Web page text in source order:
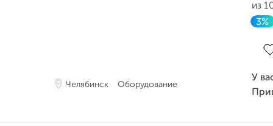
Челябинск Оборудование
из
3%
У